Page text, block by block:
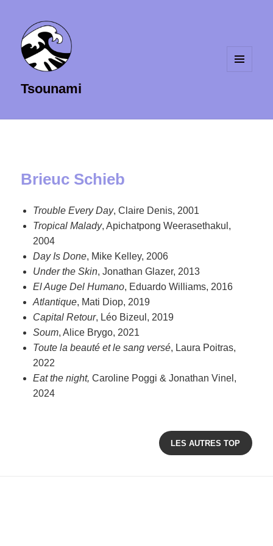
Tsounami
Brieuc Schieb
Trouble Every Day, Claire Denis, 2001
Tropical Malady, Apichatpong Weerasethakul,
2004
Day Is Done, Mike Kelley, 2006
Under the Skin, Jonathan Glazer, 2013
El Auge Del Humano, Eduardo Williams, 2016
Atlantique, Mati Diop, 2019
Capital Retour, Léo Bizeul, 2019
Soum, Alice Brygo, 2021
Toute la beauté et le sang versé, Laura Poitras,
2022
Eat the night, Caroline Poggi & Jonathan Vinel,
2024
LES AUTRES TOP